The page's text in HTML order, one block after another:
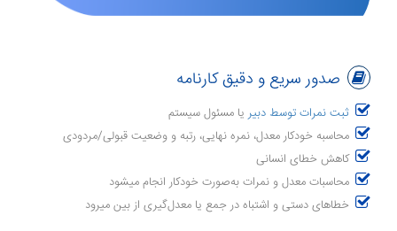
صدور سریع و دقیق کارنامه
ثبت نمرات توسط دبیر یا مسئول سیستم
محاسبه خودکار معدل، نمره نهایی، رتبه و وضعیت قبولی/مردودی
کاهش خطای انسانی
محاسبات معدل و نمرات به‌صورت خودکار انجام میشود
خطاهای دستی و اشتباه در جمع یا معدل‌گیری از بین میرود